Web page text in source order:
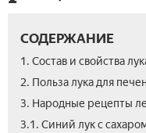
СОДЕРЖАНИЕ
1. Состав и свойства
2. Польза лука для
3. Народные рецепты
3.1. Синий лук с